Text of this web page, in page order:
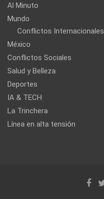
Al Minuto
Mundo
Conflictos Internacionales
México
Conflictos Sociales
Salud y Belleza
Deportes
IA & TECH
La Trinchera
Línea en alta tensión